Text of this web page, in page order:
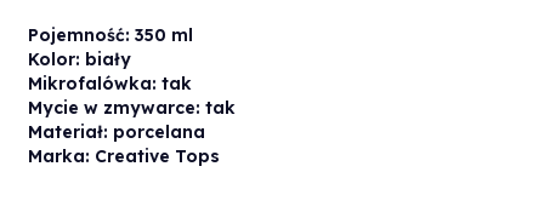
Pojemność: 350 ml
Kolor: biały
Mikrofalówka: tak
Mycie w zmywarce: tak
Materiał: porcelana
Marka: Creative Tops